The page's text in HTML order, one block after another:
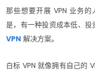
那些想要开展 VPN 业务
是，有一种投资成本低、投
VPN 解决方案。
白标 VPN 就像拥有自己的